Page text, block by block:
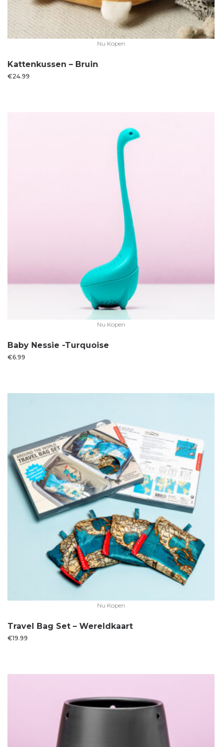
Nu Kopen
Kattenkussen – Bruin
€24.99
Nu Kopen
Baby Nessie -Turquoise
€6.99
Nu Kopen
Travel Bag Set – Wereldkaart
€19.99